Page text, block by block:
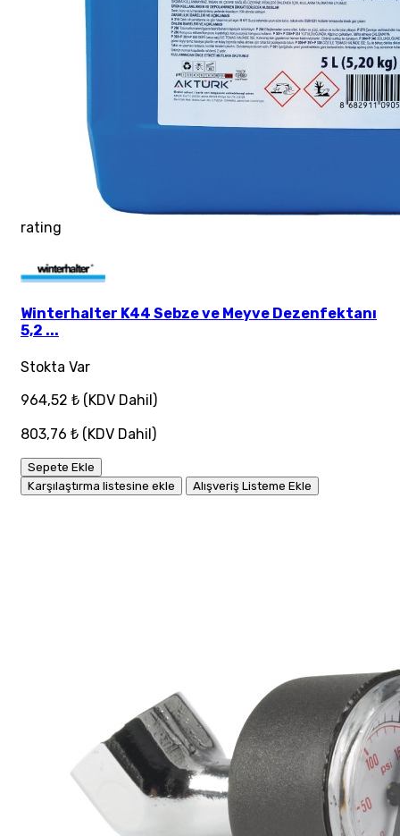
rating
Winterhalter K44 Sebze ve Meyve Dezenfektanı
5,2 ...
Stokta Var
964,52 ₺ (KDV Dahil)
803,76 ₺ (KDV Dahil)
Sepete Ekle
Karşılaştırma listesine ekle
Alışveriş Listeme Ekle